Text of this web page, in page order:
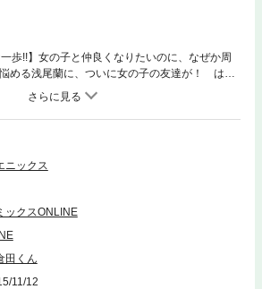
一歩!!】女の子と仲良くなりたいのに、なぜか周
める浅尾蘭に、ついに女の子の友達が！ はじ
、なにもかもがドキドキの連続で…。ちょっぴり
弾！(C)HERO・OOZ
ニックス
ックスONLINE
田くん
11/12